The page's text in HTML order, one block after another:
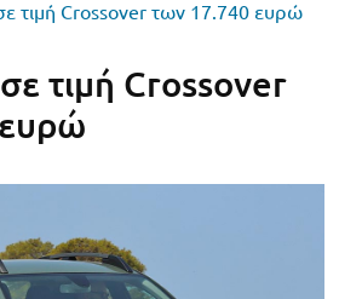
τιμή Crossover των 17.740 ευρώ
τιμή Crossover